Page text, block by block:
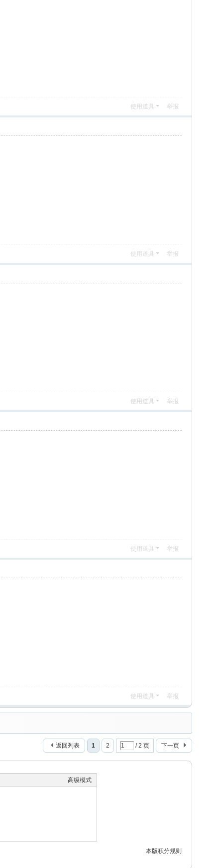
使用道具 举报
使用道具 举报
使用道具 举报
使用道具 举报
使用道具 举报
1 2 / 2 页 下一页
返回列表
高级模式
本版积分规则